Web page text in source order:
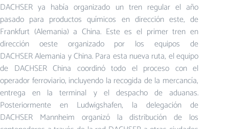
DACHSER ya había organizado un tren regular el año
pasado para productos químicos en dirección este, de
Frankfurt (Alemania) a China. Este es el primer tren en
dirección oeste organizado por los equipos de
DACHSER Alemania y China. Para esta nueva ruta, el equipo
de DACHSER China coordinó todo el proceso con el
operador ferroviario, incluyendo la recogida de la mercancía,
entrega en la terminal y el despacho de aduanas.
Posteriormente en Ludwigshafen, la delegación de
DACHSER Mannheim organizó la distribución de los